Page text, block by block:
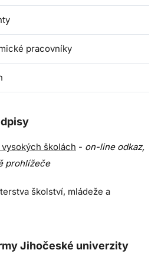
pracovníky
vysokých školách - on-line odkaz,
prohlížeče
školství, mládeže a
Jihočeské univerzity